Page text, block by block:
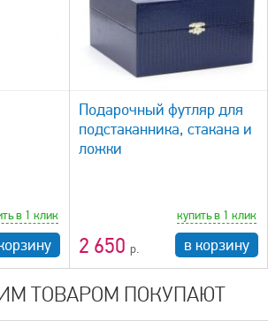
в 1 клик
Подарочный футляр для
подстаканника, стакана и
ложки
2 650
купить в 1 клик
в корзину
ТОВАРОМ ПОКУПАЮТ